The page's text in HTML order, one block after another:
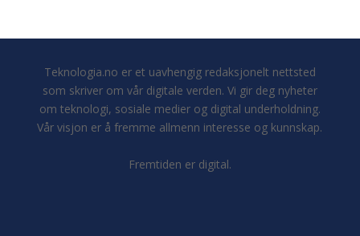
Teknologia.no er et uavhengig redaksjonelt nettsted
som skriver om vår digitale verden. Vi gir deg nyheter
om teknologi, sosiale medier og digital underholdning.
Vår visjon er å fremme allmenn interesse og kunnskap.
Fremtiden er digital.